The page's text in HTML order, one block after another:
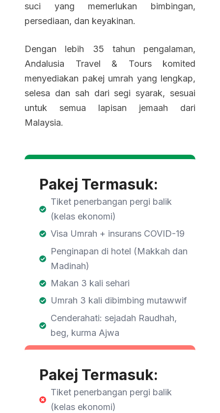
suci yang memerlukan bimbingan,
persediaan, dan keyakinan.
Dengan lebih 35 tahun pengalaman,
Andalusia Travel & Tours komited
menyediakan pakej umrah yang lengkap,
selesa dan sah dari segi syarak, sesuai
untuk semua lapisan jemaah dari
Malaysia.
Pakej Termasuk:
Tiket penerbangan pergi balik
(kelas ekonomi)
Visa Umrah + insurans COVID-19
Penginapan di hotel (Makkah dan
Madinah)
Makan 3 kali sehari
Umrah 3 kali dibimbing mutawwif
Cenderahati: sejadah Raudhah,
beg, kurma Ajwa
Pakej Termasuk:
Tiket penerbangan pergi balik
(kelas ekonomi)